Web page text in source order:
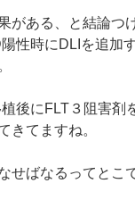
がある、と結論つ
性時にDLIを追加
後にFLT３阻害剤
きてますね。
せばなるってとこ